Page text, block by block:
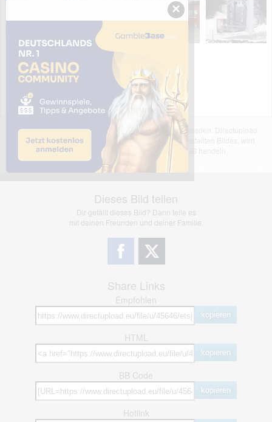
Das dargestellte Bild wurde von einem Nutzer hochgeladen. Directupload
übernimmt keinerlei Haftung für den Inhalt des dargestellten Bildes, wird
jedoch bei Verstößen nach §2(3) unserer AGB handeln.
Dieses Bild teilen
Dir gefällt dieses Bild? Dann teile es
mit deinen Freunden und deiner Familie.
Share Links
Empfohlen
kopieren
HTML
kopieren
BB Code
kopieren
Hotlink
×